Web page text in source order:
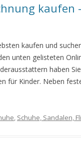
kaufen
kaufen und
unten gelisteten
haben
für Kinder. Neben
, Schuhe, Sandalen,